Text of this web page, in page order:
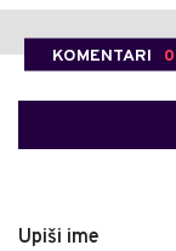
KOMENTARI 0
Upiši ime